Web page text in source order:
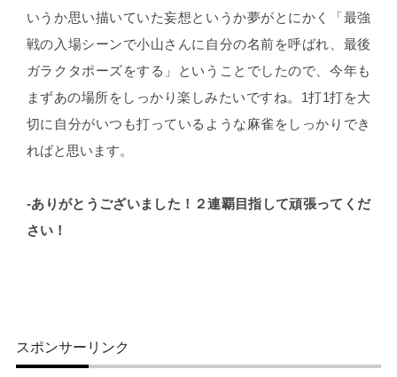
いうか思い描いていた妄想というか夢がとにかく「最強
戦の入場シーンで小山さんに自分の名前を呼ばれ、最後
ガラクタポーズをする」ということでしたので、今年も
まずあの場所をしっかり楽しみたいですね。1打1打を大
切に自分がいつも打っているような麻雀をしっかりでき
ればと思います。
-ありがとうございました！２連覇目指して頑張ってくだ
さい！
スポンサーリンク